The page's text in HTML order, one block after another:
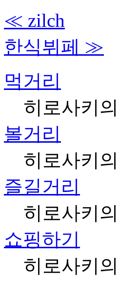
≪ zilch
한식뷔페 ≫
먹거리
히로사키
볼거리
히로사키
즐길거리
히로사키
쇼핑하기
히로사키